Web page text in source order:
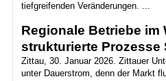
tiefgreifenden Veränderungen. ...
Regionale Betriebe im
strukturierte Prozesse
Zittau, 30. Januar 2026. Zittauer
unter Dauerstrom, denn der Markt